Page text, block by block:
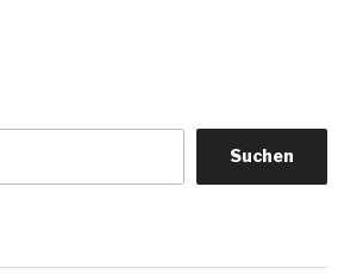
Suchen